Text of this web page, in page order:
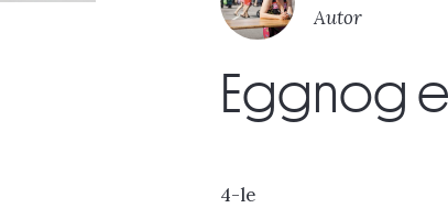
Autor
Eggnog
4-le